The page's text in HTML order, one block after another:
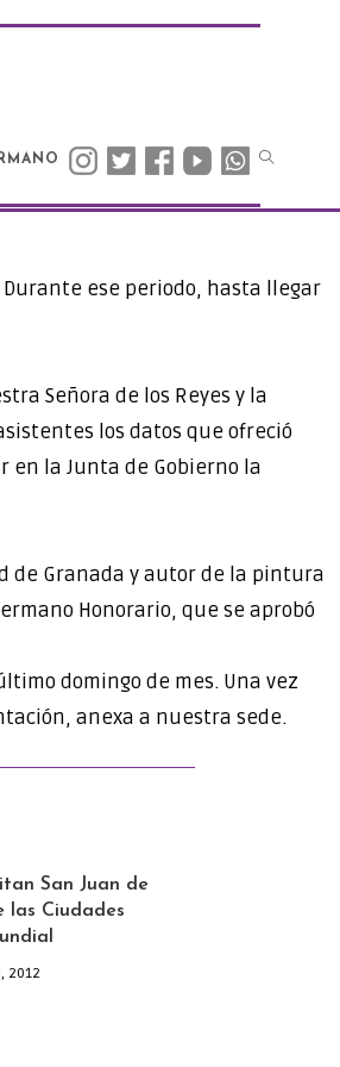
ese periodo, hasta llegar
Señora de los Reyes y la
los datos que ofreció
en la Junta de Gobierno la
de Granada y autor de la pintura
Honorario, que se aprobó
domingo de mes. Una vez
anexa a nuestra sede.
San Juan de
las Ciudades
2012